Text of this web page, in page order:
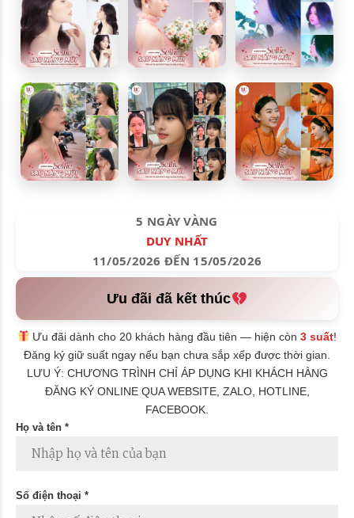
5 NGÀY VÀNG
DUY NHẤT
11/05/2026 ĐẾN 15/05/2026
Ưu đãi đã kết thúc
Ưu đãi dành cho 20 khách hàng đầu tiên — hiện còn3 suất!
Đăng ký giữ suất ngay nếu bạn chưa sắp xếp được thời gian.
LƯU Ý: CHƯƠNG TRÌNH CHỈ ÁP DỤNG KHI KHÁCH HÀNG
ĐĂNG KÝ ONLINE QUA WEBSITE, ZALO, HOTLINE,
FACEBOOK.
Họ và tên *
Số điện thoại *